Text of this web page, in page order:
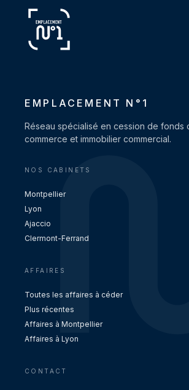
EMPLACEMENT N°1
Réseau spécialisé en cession de fonds
commerce et immobilier commercial.
NOS CABINETS
Montpellier
Lyon
Ajaccio
Clermont-Ferrand
AFFAIRES
Toutes les affaires à céder
Plus récentes
Affaires à Montpellier
Affaires à Lyon
CONTACT